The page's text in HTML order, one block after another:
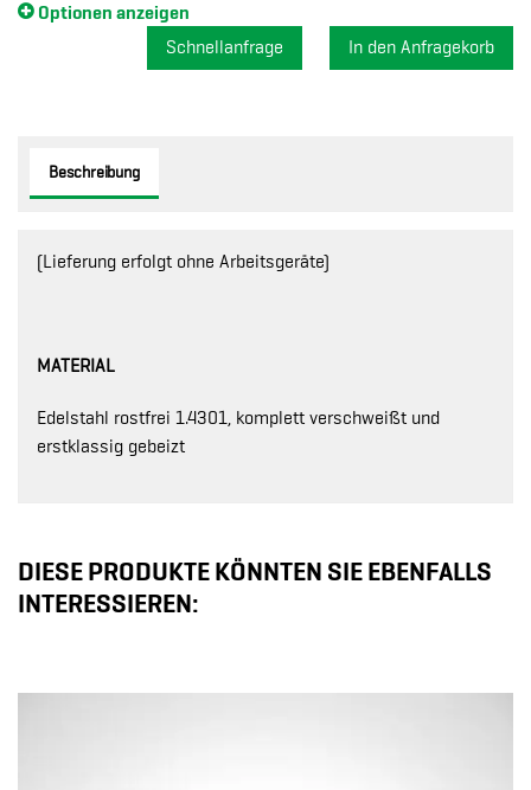
Optionen anzeigen
Schnellanfrage
Beschreibung
(Lieferung erfolgt ohne Arbeitsgeräte)
MATERIAL
Edelstahl rostfrei 1.4301, komplett verschweißt und
erstklassig gebeizt
DIESE PRODUKTE KÖNNTEN SIE EBENFALLS
INTERESSIEREN: